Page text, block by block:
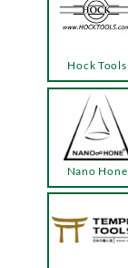
Hock Tools
Nano Hone